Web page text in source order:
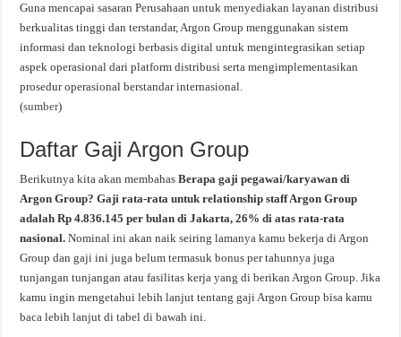
Guna mencapai sasaran Perusahaan untuk menyediakan layanan distribusi
berkualitas tinggi dan terstandar, Argon Group menggunakan sistem
informasi dan teknologi berbasis digital untuk mengintegrasikan setiap
aspek operasional dari platform distribusi serta mengimplementasikan
prosedur operasional berstandar internasional.
(sumber)
Daftar Gaji Argon Group
Berikutnya kita akan membahasBerapa gaji pegawai/karyawan di
Argon Group? Gaji rata-rata untuk relationship staff Argon Group
adalah Rp 4.836.145 per bulan di Jakarta, 26% di atas rata-rata
nasional.Nominal ini akan naik seiring lamanya kamu bekerja di Argon
Group dan gaji ini juga belum termasuk bonus per tahunnya juga
tunjangan tunjangan atau fasilitas kerja yang di berikan Argon Group. Jika
kamu ingin mengetahui lebih lanjut tentang gaji Argon Group bisa kamu
baca lebih lanjut di tabel di bawah ini.